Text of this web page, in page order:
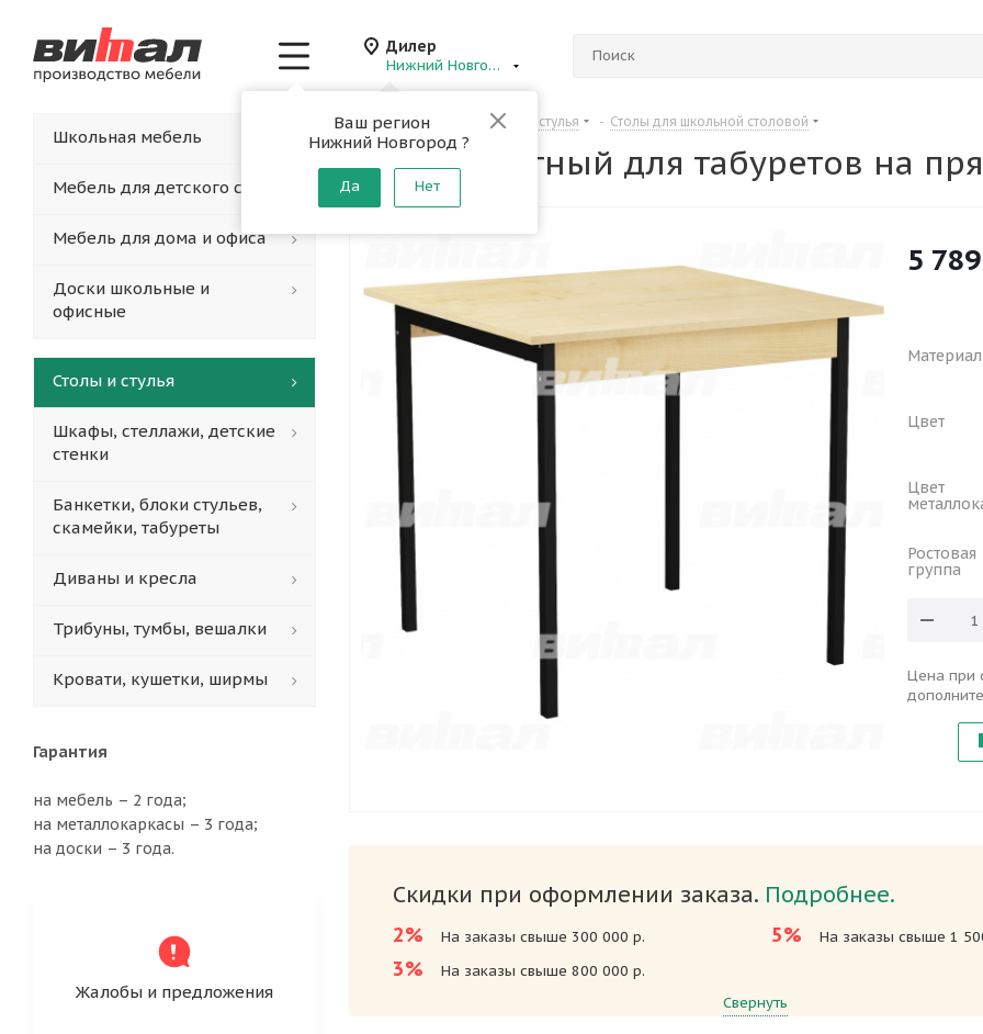
Дилер
Нижний Новгород
Ваш регион
Нижний Новгород ?
Да Нет
Главная - Каталог Столы и стулья - Столы для школьной столовой
Стол 4-местный для табуретов на
5 789
Материал
Цвет
Цвет
Ростовая
группа
Цена при
Скидки при оформлении заказа. Подробнее.
2% На заказы свыше 300 000 р.
3% На заказы свыше 800 000 р.
5% На заказы свыше 1
Свернуть
Школьная мебель
Мебель для детского сада
Мебель для дома и офиса
Доски школьные и
офисные
Столы и стулья
Шкафы, стеллажи, детские
стенки
Банкетки, блоки стульев,
скамейки, табуреты
Диваны и кресла
Трибуны, тумбы, вешалки
Кровати, кушетки, ширмы
Гарантия
на мебель – 2 года;
на металлокаркасы – 3 года;
на доски – 3 года.
Жалобы и предложения